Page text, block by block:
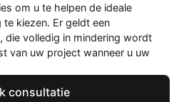
om u te helpen de ideale
kiezen. Er geldt een
die volledig in mindering wordt
van uw project wanneer u uw
consultatie